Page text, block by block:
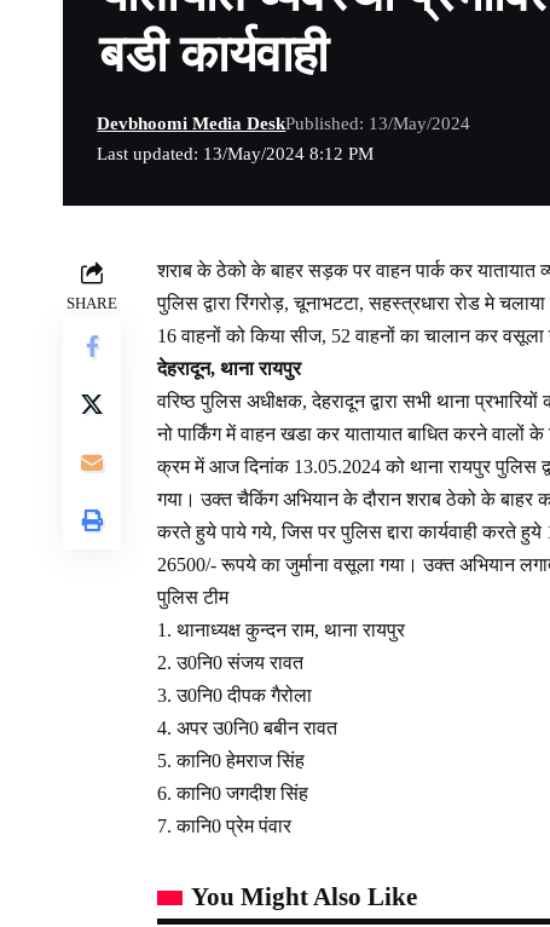
बडी कार्यवाही
Last updated: 13/May/2024 8:12 PM
Devbhoomi Media DeskPublished: 13/May/2024
SHARE
शराब के ठेको के बाहर सड़क पर वाहन पार्क कर यातायात
पुलिस द्वारा रिंगरोड़, चूनाभटटा, सहस्त्रधारा रोड मे
16 वाहनों को किया सीज, 52 वाहनों का चालान कर वसूला
देहरादून, थाना रायपुर
वरिष्ठ पुलिस अधीक्षक, देहरादून द्वारा सभी थाना
नो पार्किंग में वाहन खडा कर यातायात बाधित करने
क्रम में आज दिनांक 13.05.2024 को थाना रायपुर पुलिस
गया। उक्त चैकिंग अभियान के दौरान शराब ठेको के बाहर
करते हुये पाये गये, जिस पर पुलिस द्दारा कार्यवाही करते
26500/- रूपये का जुर्माना वसूला गया। उक्त अभियान
पुलिस टीम
1. थानाध्यक्ष कुन्दन राम, थाना रायपुर
2. उ0नि0 संजय रावत
3. उ0नि0 दीपक गैरोला
4. अपर उ0नि0 बबीन रावत
5. कानि0 हेमराज सिंह
6. कानि0 जगदीश सिंह
7. कानि0 प्रेम पंवार
You Might Also Like